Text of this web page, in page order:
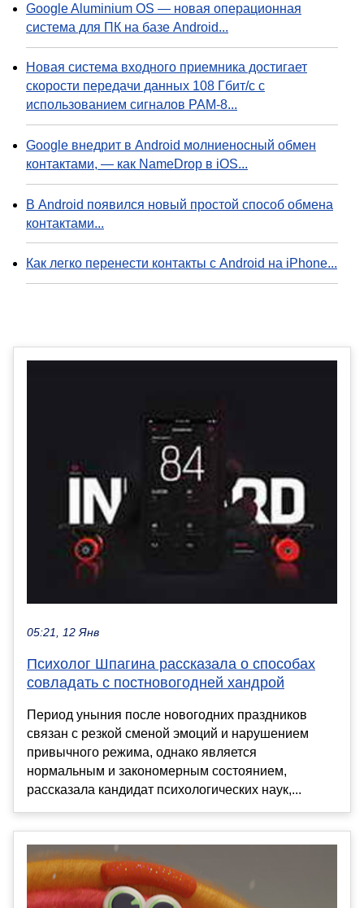
Google Aluminium OS — новая операционная
система для ПК на базе Android...
Новая система входного приемника достигает
скорости передачи данных 108 Гбит/с с
использованием сигналов PAM-8...
Google внедрит в Android молниеносный обмен
контактами, — как NameDrop в iOS...
В Android появился новый простой способ обмена
контактами...
Как легко перенести контакты с Android на iPhone...
05:21, 12 Янв
Психолог Шпагина рассказала о способах
совладать с постновогодней хандрой
Период уныния после новогодних праздников
связан с резкой сменой эмоций и нарушением
привычного режима, однако является
нормальным и закономерным состоянием,
рассказала кандидат психологических наук,...